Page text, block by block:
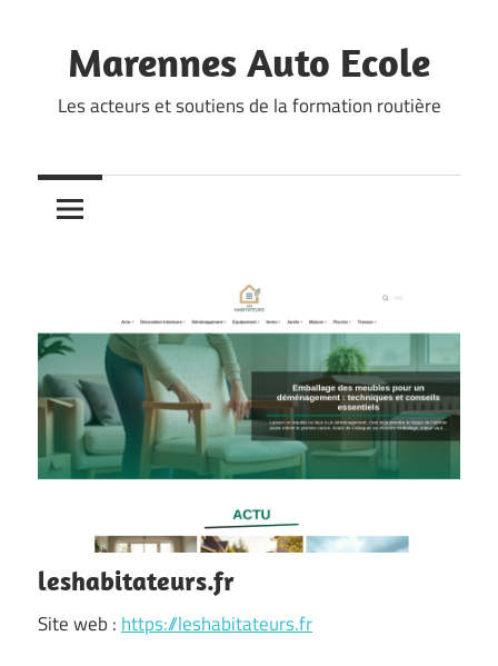
content
Marennes Auto Ecole
Les acteurs et soutiens de la formation routière
leshabitateurs.fr
Site web : https://leshabitateurs.fr